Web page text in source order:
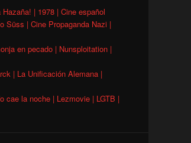
Hazaña! | 1978 | Cine español
Süss | Cine Propaganda Nazi |
en pecado | Nunsploitation |
| La Unificación Alemana |
cae la noche | Lezmovie | LGTB |